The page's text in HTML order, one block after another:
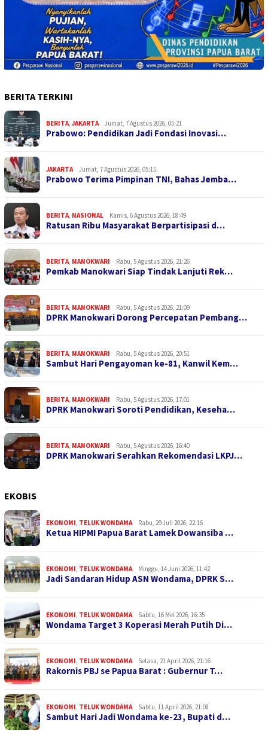
BERITA TERKINI
BERITA JAKARTA Jumat, 7 Agustus 2026, 05:21
Prabowo: Pendidikan Jadi Fondasi Inovasi…
JAKARTA Jumat, 7 Agustus 2026, 05:15
Prabowo Terima Pimpinan TNI, Bahas Jemba…
BERITA NASIONAL Kamis, 6 Agustus 2026, 18:49
Ratusan Ribu Masyarakat Berpartisipasi d…
BERITA MANOKWARI Rabu, 5 Agustus 2026, 21:26
Pemkab Manokwari Siap Tindak Lanjuti Rek…
BERITA MANOKWARI Rabu, 5 Agustus 2026, 21:09
DPRK Manokwari Dorong Percepatan Pembang…
BERITA MANOKWARI Rabu, 5 Agustus 2026, 20:51
Sambut Hari Pengayoman ke-81, Kanwil Kem…
BERITA MANOKWARI Rabu, 5 Agustus 2026, 17:01
DPRK Manokwari Soroti Pendidikan, Keseha…
BERITA MANOKWARI Rabu, 5 Agustus 2026, 16:40
DPRK Manokwari Serahkan Rekomendasi LKPJ…
EKOBIS
EKONOMI TELUK WONDAMA Rabu, 29 Juli 2026, 22:16
Ketua HIPMI Papua Barat Lamek Dowansiba …
EKONOMI TELUK WONDAMA Minggu, 14 Juni 2026, 11:42
Jadi Sandaran Hidup ASN Wondama, DPRK S…
EKONOMI TELUK WONDAMA Sabtu, 16 Mei 2026, 16:35
Wondama Target 3 Koperasi Merah Putih Di…
EKONOMI TELUK WONDAMA Selasa, 21 April 2026, 21:16
Rakornis PBJ se Papua Barat : Gubernur T…
EKONOMI TELUK WONDAMA Sabtu, 11 April 2026, 21:08
Sambut Hari Jadi Wondama ke-23, Bupati d…